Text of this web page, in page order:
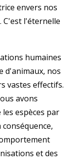
envers nos
C'est l'éternelle
humaines
d'animaux, nos
vastes effectifs.
avons
espèces par
et des